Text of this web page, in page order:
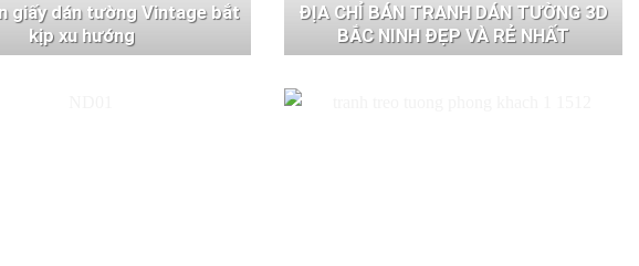
giấy dán tường Vintage bắt
kịp xu hướng
ĐỊA CHỈ BÁN TRANH DÁN TƯỜNG 3D
BẮC NINH ĐẸP VÀ RẺ NHẤT